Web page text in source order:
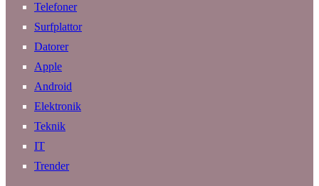
Telefoner
Surfplattor
Datorer
Apple
Android
Elektronik
Teknik
IT
Trender